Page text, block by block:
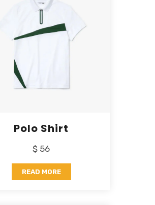
Polo Shirt
$ 56
READ MORE